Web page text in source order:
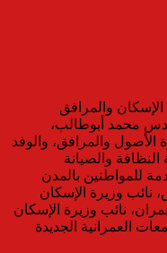
والمرافق
محمد أبوطالب،
الأصول والمرافق، والوفد
والصيانة
للمواطنين بالمدن
نائب وزيرة الإسكان
نائب وزيرة الإسكان
العمرانية الجديدة